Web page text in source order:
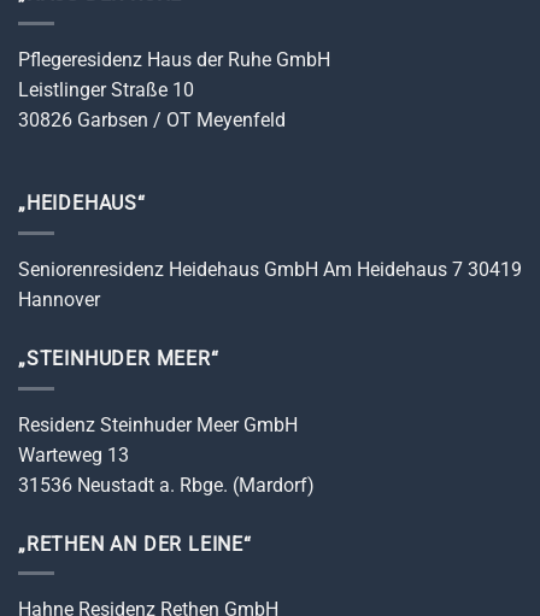
Pflegeresidenz Haus der Ruhe GmbH
Leistlinger Straße 10
30826 Garbsen / OT Meyenfeld
„HEIDEHAUS“
Seniorenresidenz Heidehaus GmbH Am Heidehaus 7 30419
Hannover
„STEINHUDER MEER“
Residenz Steinhuder Meer GmbH
Warteweg 13
31536 Neustadt a. Rbge. (Mardorf)
„RETHEN AN DER LEINE“
Hahne Residenz Rethen GmbH